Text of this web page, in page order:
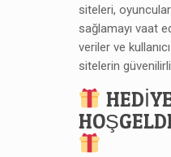
siteleri,
sağlamayı vaat
veriler ve
sitelerin